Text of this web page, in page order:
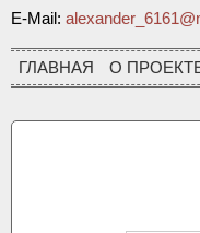
E-Mail:
ГЛАВНАЯ О